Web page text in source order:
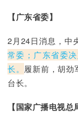
【广东省委】
2月24日消息，中
常委；广东省委
长。 履新前，胡劲
台长。
【国家广播电视总